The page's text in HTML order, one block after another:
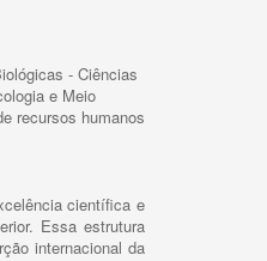
- Ciências
e Meio
recursos humanos
científica e
Essa estrutura
internacional da